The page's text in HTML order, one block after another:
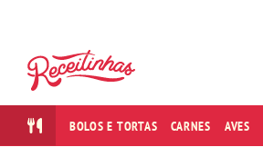
BOLOS E TORTAS CARNES AVES